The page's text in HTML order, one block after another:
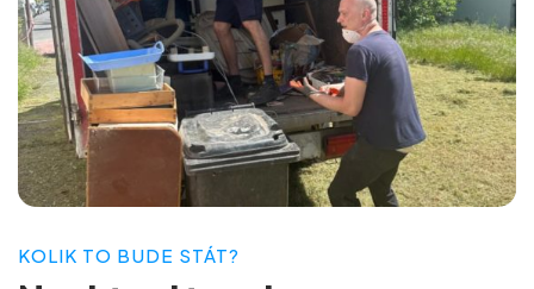
KOLIK TO BUDE STÁT?